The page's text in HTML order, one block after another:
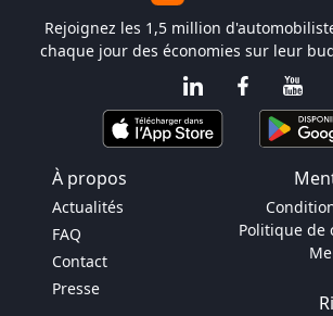
Rejoignez les 1,5 million
chaque jour des économies sur leur
À propos
Actualités
FAQ
Contact
Presse
Politique de